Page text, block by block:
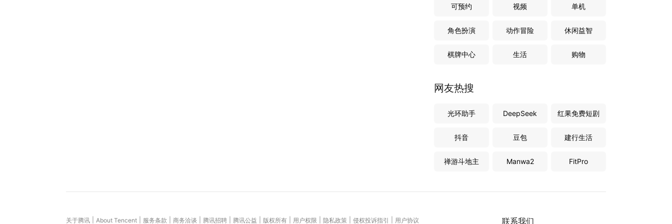
可预约 视频 单机
角色扮演 动作冒险 休闲益智
棋牌中心 生活 购物
网友热搜
光环助手 DeepSeek 红果免费短剧
抖音 豆包 建行生活
禅游斗地主 Manwa2 FitPro
联系我们
关于腾讯 About Tencent 服务条款 商务洽谈 腾讯招聘 腾讯公益 版权所有 用户权限 隐私政策 侵权投诉指引 用户协议